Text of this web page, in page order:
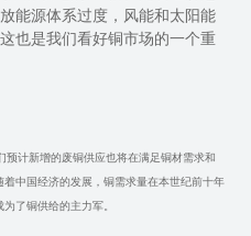
能源体系过度，风能和太阳能
也是我们看好铜市场的一个重
计新增的废铜供应也将在满足铜材需求和
中国经济的发展，铜需求量在本世纪前十年
了铜供给的主力军。